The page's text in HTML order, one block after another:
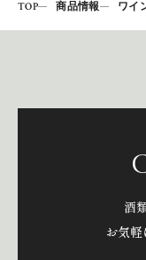
TOP 商品情報 ワイ
酒
お気軽